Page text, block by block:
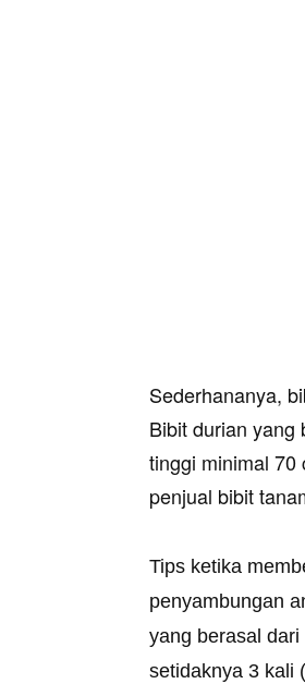
Sederhananya,
Bibit durian yang
tinggi minimal 70
penjual bibit
Tips ketika
penyambungan
yang berasal
setidaknya 3 kali